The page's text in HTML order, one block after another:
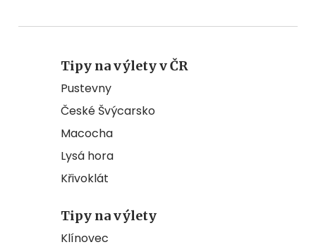
Tipy na výlety v ČR
Pustevny
České Švýcarsko
Macocha
Lysá hora
Křivoklát
Tipy na výlety
Klínovec